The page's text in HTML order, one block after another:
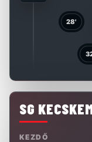
28'
SG
KEZDŐ